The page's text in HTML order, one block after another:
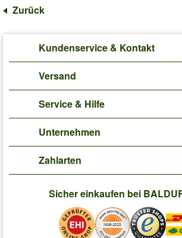
Zurück
Kundenservice & Kontakt
Versand
Service & Hilfe
Unternehmen
Zahlarten
Sicher einkaufen bei